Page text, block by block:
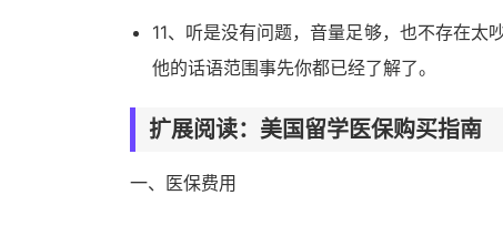
11、听是没有问题，音量足够，也不存在太
他的话语范围事先你都已经了解了。
扩展阅读：美国留学医保购买指南
一、医保费用